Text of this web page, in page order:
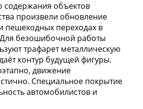
содержания объектов
произвели обновление
пешеходных переходах в
безошибочной работы
трафарет металлическую
контур будущей фигуры.
движение
Специальное покрытие
автомобилистов и